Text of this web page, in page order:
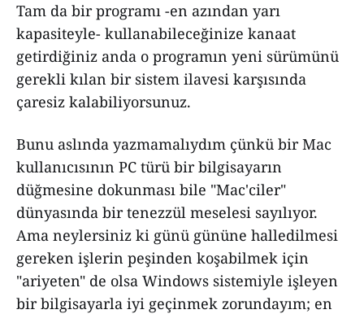
Tam da bir programı -en azından yarı
kapasiteyle- kullanabileceğinize kanaat
getirdiğiniz anda o programın yeni sürümünü
gerekli kılan bir sistem ilavesi karşısında
çaresiz kalabiliyorsunuz.
Bunu aslında yazmamalıydım çünkü bir Mac
kullanıcısının PC türü bir bilgisayarın
düğmesine dokunması bile "Mac'ciler"
dünyasında bir tenezzül meselesi sayılıyor.
Ama neylersiniz ki günü gününe halledilmesi
gereken işlerin peşinden koşabilmek için
"ariyeten" de olsa Windows sistemiyle işleyen
bir bilgisayarla iyi geçinmek zorundayım; en